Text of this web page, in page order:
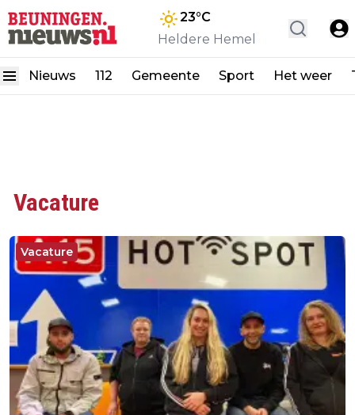
23°C
Heldere Hemel
Nieuws 112 Gemeente Sport Het weer
Vacature
Vacature